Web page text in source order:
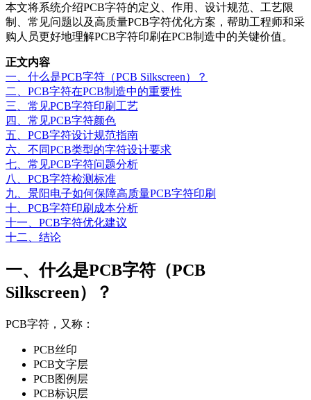
本文将系统介绍PCB字符的定义、作用、设计规范、工艺限
制、常见问题以及高质量PCB字符优化方案，帮助工程师和采
购人员更好地理解PCB字符印刷在PCB制造中的关键价值。
正文内容
一、什么是PCB字符（PCB Silkscreen）？
二、PCB字符在PCB制造中的重要性
三、常见PCB字符印刷工艺
四、常见PCB字符颜色
五、PCB字符设计规范指南
六、不同PCB类型的字符设计要求
七、常见PCB字符问题分析
八、PCB字符检测标准
九、景阳电子如何保障高质量PCB字符印刷
十、PCB字符印刷成本分析
十一、PCB字符优化建议
十二、结论
一、什么是PCB字符（PCB
Silkscreen）？
PCB字符，又称：
PCB丝印
PCB文字层
PCB图例层
PCB标识层